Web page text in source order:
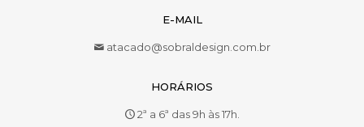
E-MAIL
atacado@sobraldesign.com.br
HORÁRIOS
2ª a 6ª das 9h às 17h.